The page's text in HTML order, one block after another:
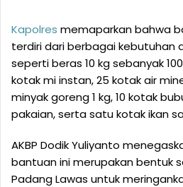
Kapolres memaparkan bahwa
terdiri dari berbagai kebutuhan
seperti beras 10 kg sebanyak
kotak mi instan, 25 kotak air
minyak goreng 1 kg, 10 kotak
pakaian, serta satu kotak ikan
AKBP Dodik Yuliyanto
bantuan ini merupakan bentuk
Padang Lawas untuk